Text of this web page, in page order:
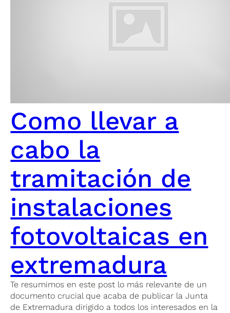
Como llevar a
cabo la
tramitación de
instalaciones
fotovoltaicas en
extremadura
Te resumimos en este post lo más relevante de un
documento crucial que acaba de publicar la Junta
de Extremadura dirigido a todos los interesados en la